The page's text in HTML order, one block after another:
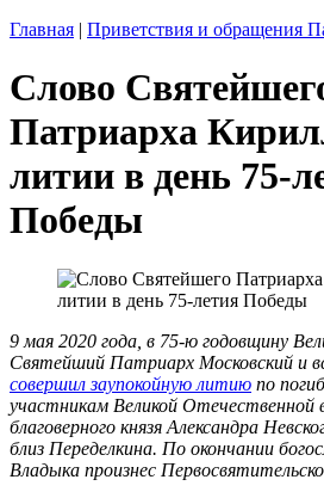
Главная | Приветствия и обращения
Слово
Патриарха
литии в день 75-
Победы
9 мая 2020 года, в 75-ю годовщину
Святейший Патриарх Московский и
совершил заупокойную литию по
участникам Великой Отечественной
благоверного князя Александра
близ Переделкина. По окончании
Владыка произнес